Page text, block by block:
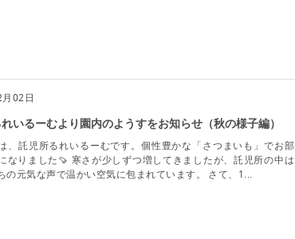
02日
いるーむより園内のようすをお知らせ（秋の様子編）
、託児所るれいるーむです。個性豊かな「さつまいも」でお部
なりました🍠 寒さが少しずつ増してきましたが、託児所の中は
の元気な声で温かい空気に包まれています。 さて、1...